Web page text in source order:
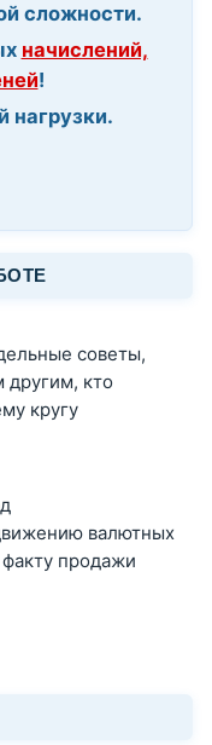
сложности.
начислений,
!
нагрузки.
советы,
кто
кругу
валютных
продажи